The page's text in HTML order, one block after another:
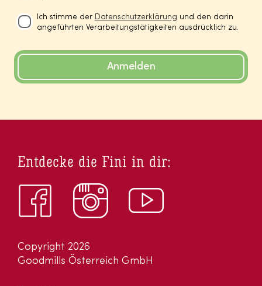
Ich stimme der Datenschutzerklärung und den darin
angeführten Verarbeitungstätigkeiten ausdrücklich zu.
Anmelden
Copyright 2026
Goodmills Österreich GmbH
Entdecke die Fini in dir: